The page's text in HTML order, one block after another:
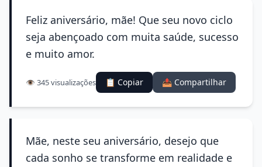
Feliz aniversário, mãe! Que seu novo ciclo
seja abençoado com muita saúde, sucesso
e muito amor.
👁️ 345 visualizações 📋 Copiar 📤 Compartilhar
Mãe, neste seu aniversário, desejo que
cada sonho se transforme em realidade e